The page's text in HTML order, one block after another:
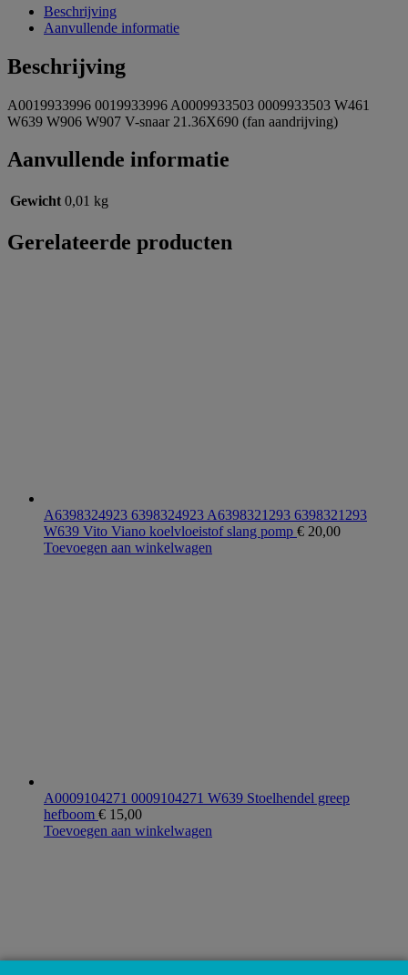
Beschrijving
Aanvullende informatie
Beschrijving
A0019933996 0019933996 A0009933503 0009933503 W461
W639 W906 W907 V-snaar 21.36X690 (fan aandrijving)
Aanvullende informatie
Gewicht 0,01 kg
Gerelateerde producten
A6398324923 6398324923 A6398321293 6398321293
W639 Vito Viano koelvloeistof slang pomp € 20,00
Toevoegen aan winkelwagen
A0009104271 0009104271 W639 Stoelhendel greep
hefboom € 15,00
Toevoegen aan winkelwagen